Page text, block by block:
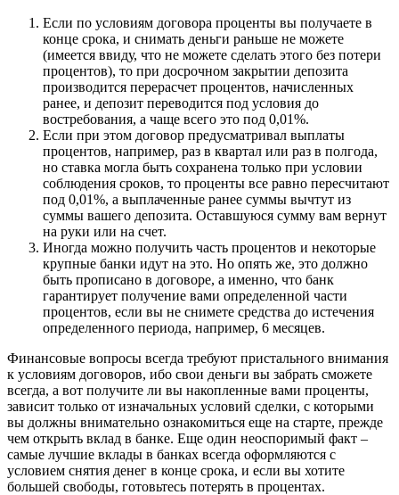
Если по условиям договора проценты вы получаете в
конце срока, и снимать деньги раньше не можете
(имеется ввиду, что не можете сделать этого без потери
процентов), то при досрочном закрытии депозита
производится перерасчет процентов, начисленных
ранее, и депозит переводится под условия до
востребования, а чаще всего это под 0,01%.
Если при этом договор предусматривал выплаты
процентов, например, раз в квартал или раз в полгода,
но ставка могла быть сохранена только при условии
соблюдения сроков, то проценты все равно пересчитают
под 0,01%, а выплаченные ранее суммы вычтут из
суммы вашего депозита. Оставшуюся сумму вам вернут
на руки или на счет.
Иногда можно получить часть процентов и некоторые
крупные банки идут на это. Но опять же, это должно
быть прописано в договоре, а именно, что банк
гарантирует получение вами определенной части
процентов, если вы не снимете средства до истечения
определенного периода, например, 6 месяцев.
Финансовые вопросы всегда требуют пристального внимания
к условиям договоров, ибо свои деньги вы забрать сможете
всегда, а вот получите ли вы накопленные вами проценты,
зависит только от изначальных условий сделки, с которыми
вы должны внимательно ознакомиться еще на старте, прежде
чем открыть вклад в банке. Еще один неоспоримый факт –
самые лучшие вклады в банках всегда оформляются с
условием снятия денег в конце срока, и если вы хотите
большей свободы, готовьтесь потерять в процентах.